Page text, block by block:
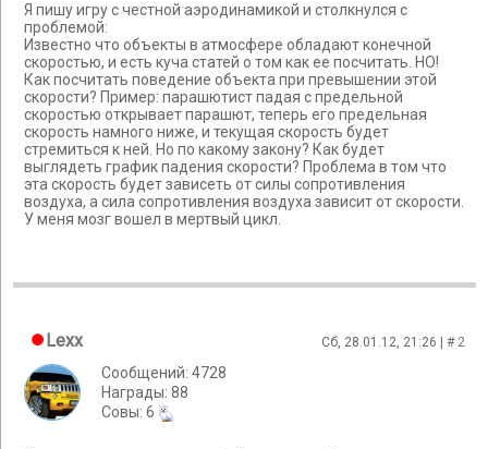
Я пишу игру с честной аэродинамикой и столкнулся с
проблемой:
Известно что объекты в атмосфере обладают конечной
скоростью, и есть куча статей о том как ее посчитать. НО!
Как посчитать поведение объекта при превышении этой
скорости? Пример: парашютист падая с предельной
скоростью открывает парашют, теперь его предельная
скорость намного ниже, и текущая скорость будет
стремиться к ней. Но по какому закону? Как будет
выглядеть график падения скорости? Проблема в том что
эта скорость будет зависеть от силы сопротивления
воздуха, а сила сопротивления воздуха зависит от скорости.
У меня мозг вошел в мертвый цикл.
Lexx Сб, 28.01.12, 21:26 | # 2
Сообщений: 4728
Награды: 88
Cовы: 6